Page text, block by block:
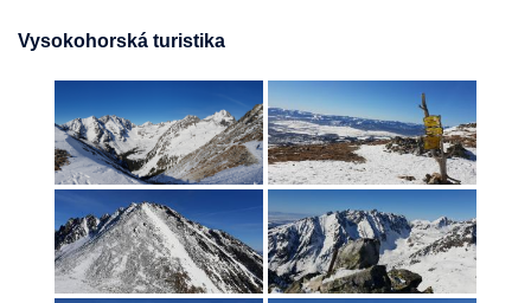
Vysokohorská turistika